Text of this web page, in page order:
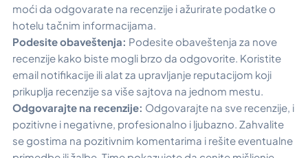
moći da odgovarate na recenzije i ažurirate podatke o
hotelu tačnim informacijama.
Podesite obaveštenja: Podesite obaveštenja za nove
recenzije kako biste mogli brzo da odgovorite. Koristite
email notifikacije ili alat za upravljanje reputacijom koji
prikuplja recenzije sa više sajtova na jednom mestu.
Odgovarajte na recenzije: Odgovarajte na sve recenzije, i
pozitivne i negativne, profesionalno i ljubazno. Zahvalite
se gostima na pozitivnim komentarima i rešite eventualne